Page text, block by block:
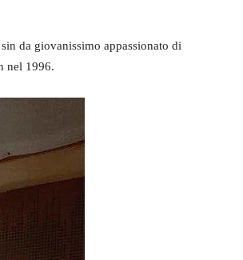
sin da giovanissimo appassionato di
nel 1996.